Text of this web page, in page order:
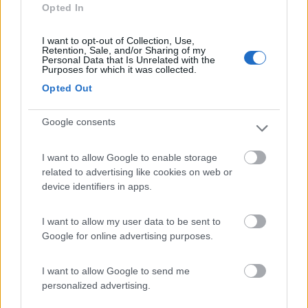
Opted In
I want to opt-out of Collection, Use,
Retention, Sale, and/or Sharing of my
Personal Data that Is Unrelated with the
Purposes for which it was collected.
Opted Out
Google consents
I want to allow Google to enable storage
related to advertising like cookies on web or
device identifiers in apps.
I want to allow my user data to be sent to
Google for online advertising purposes.
I want to allow Google to send me
personalized advertising.
SilverHaze
Inserito il06/01/2024 alle:10:02:54